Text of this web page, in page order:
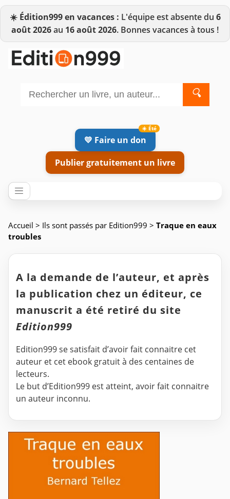
☀️ Édition999 en vacances : L'équipe est absente du 6
août 2026au 16 août 2026. Bonnes vacances à tous !
🔍
💛 Faire un don
Publier gratuitement un livre
Accueil > Ils sont passés par Edition999 > Traque en eaux
troubles
A la demande de l’auteur, et après
la publication chez un éditeur, ce
manuscrit a été retiré du site
Edition999
Edition999 se satisfait d’avoir fait connaitre cet
auteur et cet ebook gratuit à des centaines de
lecteurs.
Le but d’Edition999 est atteint, avoir fait connaitre
un auteur inconnu.